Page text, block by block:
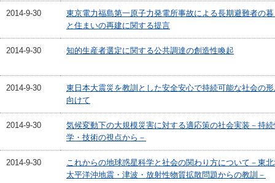
2014-9-30
東京電力福島第一原子力発電所事故による長期避難者の
と住まいの再建に関する提言
2014-9-30 知的生産者選定に関する公共調達の創造性喚起
2014-9-30
東日本大震災を教訓とした安全安心で持続可能な社会の
向けて
2014-9-30
気候変動下の大規模災害に対する適応策の社会実装－持
学・技術の視点から－
2014-9-30
これからの地球惑星科学と社会の関わり方について－東
太平洋沖地震・津波・放射性物質拡散問題からの教訓－